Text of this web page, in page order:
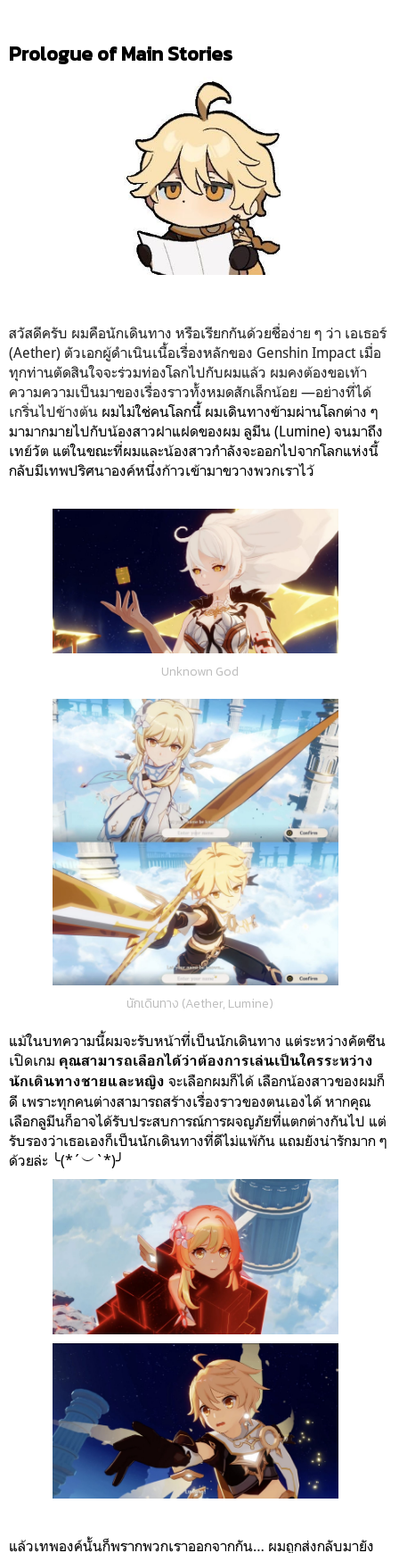
Prologue of Main Stories
สวัสดีครับ ผมคือนักเดินทาง หรือเรียกกันด้วยชื่อง่าย ๆ ว่า เอเธอร์
(Aether) ตัวเอกผู้ดำเนินเนื้อเรื่องหลักของ Genshin Impact เมื่อ
ทุกท่านตัดสินใจจะร่วมท่องโลกไปกับผมแล้ว ผมคงต้องขอเท้า
ความความเป็นมาของเรื่องราวทั้งหมดสักเล็กน้อย —อย่างที่ได้
เกริ่นไปข้างต้น ผมไม่ใช่คนโลกนี้ ผมเดินทางข้ามผ่านโลกต่าง ๆ
มามากมายไปกับน้องสาวฝาแฝดของผม ลูมีน (Lumine) จนมาถึง
เทย์วัต แต่ในขณะที่ผมและน้องสาวกำลังจะออกไปจากโลกแห่งนี้
กลับมีเทพปริศนาองค์หนึ่งก้าวเข้ามาขวางพวกเราไว้
Unknown God
นักเดินทาง (Aether, Lumine)
แม้ในบทความนี้ผมจะรับหน้าที่เป็นนักเดินทาง แต่ระหว่างคัตซีน
เปิดเกม คุณสามารถเลือกได้ว่าต้องการเล่นเป็นใครระหว่าง
นักเดินทางชายและหญิง จะเลือกผมก็ได้ เลือกน้องสาวของผมก็
ดี เพราะทุกคนต่างสามารถสร้างเรื่องราวของตนเองได้ หากคุณ
เลือกลูมีนก็อาจได้รับประสบการณ์การผจญภัยที่แตกต่างกันไป แต่
รับรองว่าเธอเองก็เป็นนักเดินทางที่ดีไม่แพ้กัน แถมยังน่ารักมาก ๆ
ด้วยล่ะ ╰(*´︶`*)╯
แล้วเทพองค์นั้นก็พรากพวกเราออกจากกัน… ผมถูกส่งกลับมายัง